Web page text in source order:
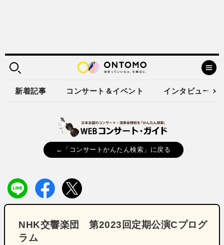
新着記事 コンサート＆イベント インタビュー
←「コンサートかんたん検索」に戻る
NHK交響楽団 第2023回定期公演Cプログ
ラム